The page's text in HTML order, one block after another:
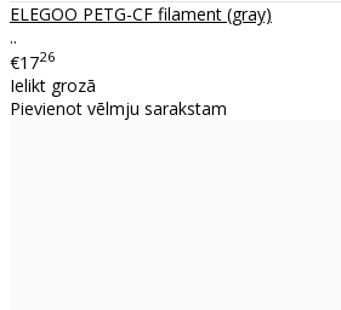
ELEGOO PETG-CF filament (gray)
..
€1726
Ielikt grozā
Pievienot vēlmju sarakstam